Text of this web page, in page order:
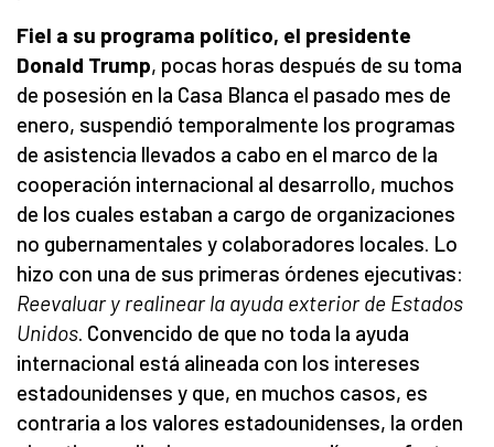
Fiel a su programa político, el presidente
Donald Trump, pocas horas después de su toma
de posesión en la Casa Blanca el pasado mes de
enero, suspendió temporalmente los programas
de asistencia llevados a cabo en el marco de la
cooperación internacional al desarrollo, muchos
de los cuales estaban a cargo de organizaciones
no gubernamentales y colaboradores locales. Lo
hizo con una de sus primeras órdenes ejecutivas:
Reevaluar y realinear la ayuda exterior de Estados
Unidos . Convencido de que no toda la ayuda
internacional está alineada con los intereses
estadounidenses y que, en muchos casos, es
contraria a los valores estadounidenses, la orden